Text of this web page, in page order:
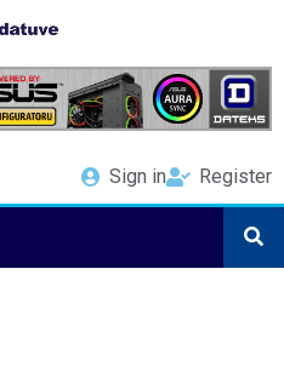
Sign in Register